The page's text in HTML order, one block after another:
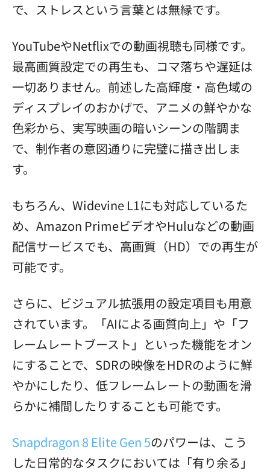
で、ストレスという言葉とは無縁です。
YouTubeやNetflixでの動画視聴も同様です。
最高画質設定での再生も、コマ落ちや遅延は
一切ありません。前述した高輝度・高色域の
ディスプレイのおかげで、アニメの鮮やかな
色彩から、実写映画の暗いシーンの階調ま
で、制作者の意図通りに完璧に描き出しま
す。
もちろん、Widevine L1にも対応しているた
め、Amazon PrimeビデオやHuluなどの動画
配信サービスでも、高画質（HD）での再生が
可能です。
さらに、ビジュアル拡張用の設定項目も用意
されています。「AIによる画質向上」や「フ
レームレートブースト」といった機能をオン
にすることで、SDRの映像をHDRのように鮮
やかにしたり、低フレームレートの動画を滑
らかに補間したりすることも可能です。
Snapdragon 8 Elite Gen 5のパワーは、こう
した日常的なタスクにおいては「有り余る」